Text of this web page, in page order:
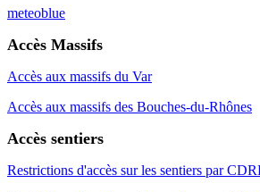
meteoblue
Accès Massifs
Accès aux massifs du Var
Accès aux massifs des Bouches-du-Rhônes
Accès sentiers
Restrictions d'accès sur les sentiers par